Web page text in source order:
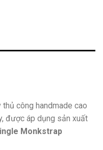
công handmade cao
được áp dụng sản xuất
Monkstrap